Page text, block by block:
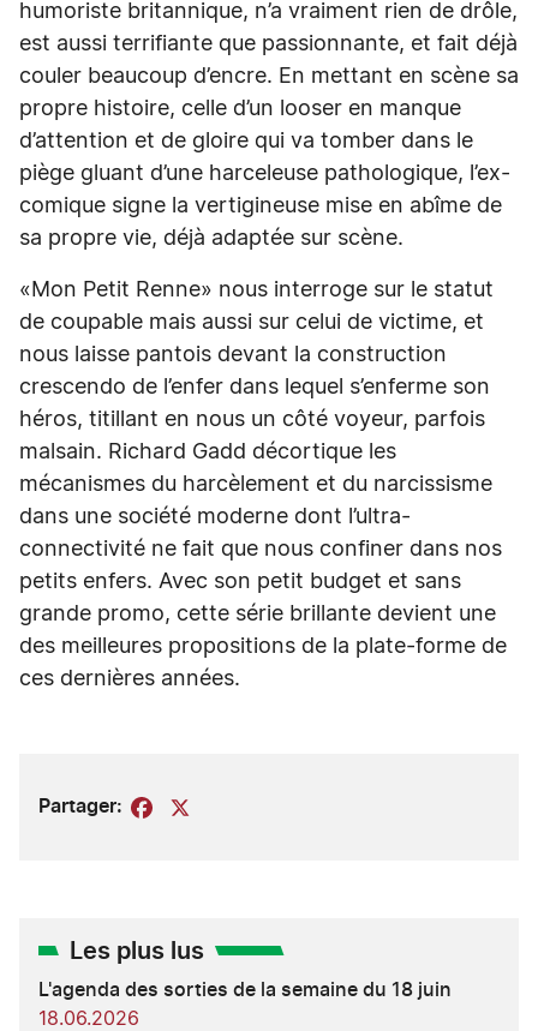
humoriste britannique, n’a vraiment rien de drôle,
est aussi terrifiante que passionnante, et fait déjà
couler beaucoup d’encre. En mettant en scène sa
propre histoire, celle d’un looser en manque
d’attention et de gloire qui va tomber dans le
piège gluant d’une harceleuse pathologique, l’ex-
comique signe la vertigineuse mise en abîme de
sa propre vie, déjà adaptée sur scène.
«Mon Petit Renne» nous interroge sur le statut
de coupable mais aussi sur celui de victime, et
nous laisse pantois devant la construction
crescendo de l’enfer dans lequel s’enferme son
héros, titillant en nous un côté voyeur, parfois
malsain. Richard Gadd décortique les
mécanismes du harcèlement et du narcissisme
dans une société moderne dont l’ultra-
connectivité ne fait que nous confiner dans nos
petits enfers. Avec son petit budget et sans
grande promo, cette série brillante devient une
des meilleures propositions de la plate-forme de
ces dernières années.
Partager: Facebook
Les plus lus
L'agenda des sorties de la semaine du 18 juin
18.06.2026